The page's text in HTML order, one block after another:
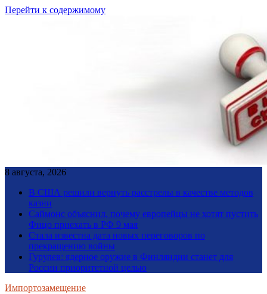
Перейти к содержимому
8 августа, 2026
В США решили вернуть расстрелы в качестве методов
казни
Саймонс объяснил, почему европейцы не хотят пустить
Фицо приехать в РФ 9 мая
Стала известна дата новых переговоров по
прекращению войны
Гурулев: ядерное оружие в Финляндии станет для
России приоритетной целью
Импортозамещение